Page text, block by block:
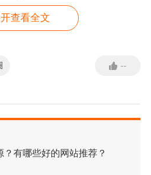
查看全文
--
有哪些好的网站推荐？